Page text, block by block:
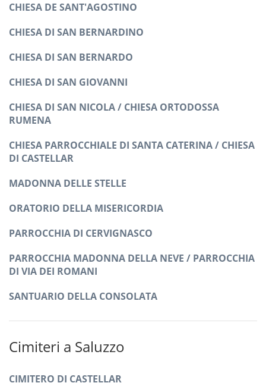
CHIESA DE SANT'AGOSTINO
CHIESA DI SAN BERNARDINO
CHIESA DI SAN BERNARDO
CHIESA DI SAN GIOVANNI
CHIESA DI SAN NICOLA / CHIESA ORTODOSSA
RUMENA
CHIESA PARROCCHIALE DI SANTA CATERINA / CHIESA
DI CASTELLAR
MADONNA DELLE STELLE
ORATORIO DELLA MISERICORDIA
PARROCCHIA DI CERVIGNASCO
PARROCCHIA MADONNA DELLA NEVE / PARROCCHIA
DI VIA DEI ROMANI
SANTUARIO DELLA CONSOLATA
Cimiteri a Saluzzo
CIMITERO DI CASTELLAR